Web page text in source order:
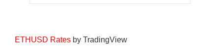
ETHUSD Rates by TradingView